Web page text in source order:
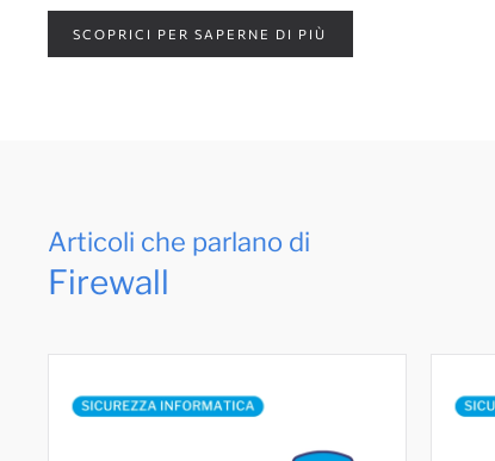
SCOPRICI PER SAPERNE DI PIÙ
Articoli che parlano di
Firewall